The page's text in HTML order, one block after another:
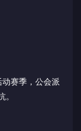
赛季，公会派